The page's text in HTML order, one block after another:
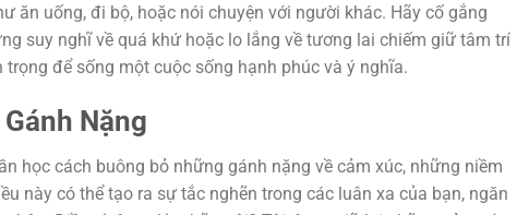
ăn uống, đi bộ, hoặc nói chuyện với người khác. Hãy cố gắng
suy nghĩ về quá khứ hoặc lo lắng về tương lai chiếm giữ tâm trí
để sống một cuộc sống hạnh phúc và ý nghĩa.
Nặng
học cách buông bỏ những gánh nặng về cảm xúc, những niềm
này có thể tạo ra sự tắc nghẽn trong các luân xa của bạn, ngăn